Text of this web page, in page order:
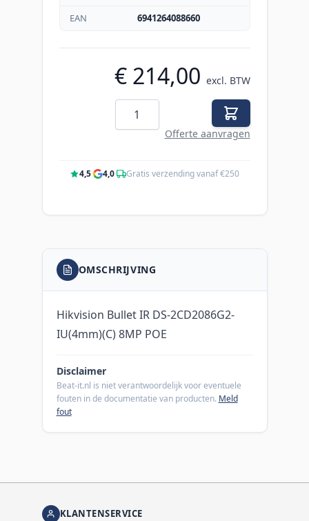
EAN
6941264088660
€ 214,00 excl. BTW
Aantal
Offerte aanvragen
4,5· 4,0· Gratis verzending vanaf €250
OMSCHRIJVING
Hikvision Bullet IR DS-2CD2086G2-
IU(4mm)(C) 8MP POE
Disclaimer
Beat-it.nl is niet verantwoordelijk voor eventuele
fouten in de documentatie van producten. Meld
fout
KLANTENSERVICE